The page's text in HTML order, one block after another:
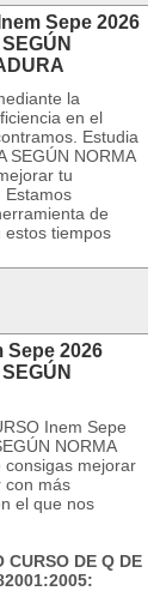
Sepe 2026
la
en el
Estudia
SEGÚN NORMA
tu
Estamos
de
estos tiempos
Sepe 2026
Inem Sepe
NORMA
consigas mejorar
con más
el que nos
DE Q DE